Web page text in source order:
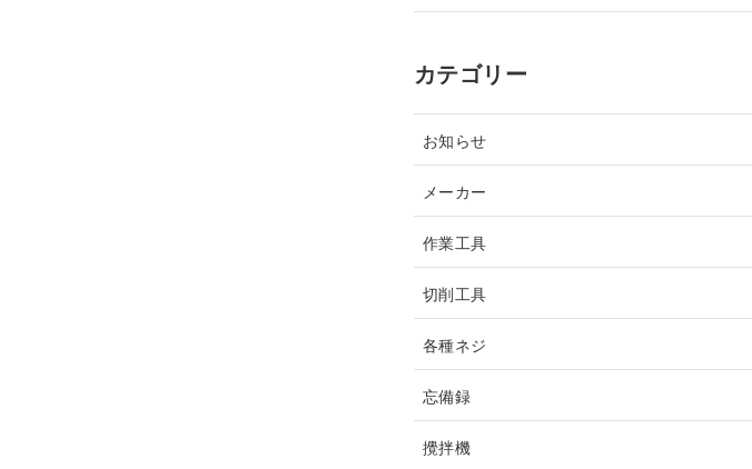
カテゴリー
お知らせ
メーカー
作業工具
切削工具
各種ネジ
忘備録
攪拌機